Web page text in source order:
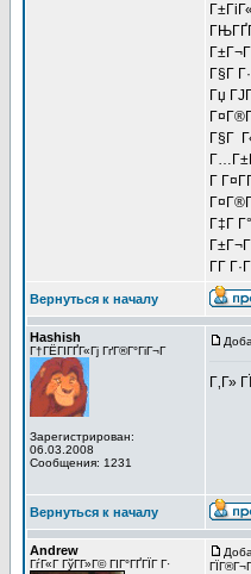
Г§Г
Гџ
Г§Г
Г
Г‡Г
Г­Г
Вернуться к началу
Hashish
Г†ГЁГІГҐГ«Гј ГґГ®Г°ГіГ¬Г
Зарегистрирован:
06.03.2008
Сообщения: 1231
Г‚Г»
Вернуться к началу
Andrew
ГѓГ«Г ГўГ­Г»Г© ГІГ°ГҐГЇГ Г·